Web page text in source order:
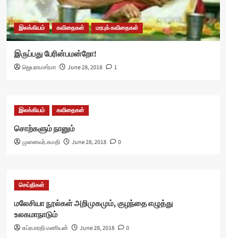
இலக்கியம் கவிதைகள் மரபுக் கவிதைகள்
இருப்பது பேரின்பமன்றோ!
ஜெயராமசர்மா June 28, 2018 1
இலக்கியம் கவிதைகள்
சொற்களும் நானும்
முனைவர்.சுமதி June 28, 2018 0
செய்திகள்
மலேசியா நூல்கள் அறிமுகமும், குழந்தை எழுத்து
உலகமாநாடும்
சுப்ரபாரதி மணியன் June 28, 2018 0